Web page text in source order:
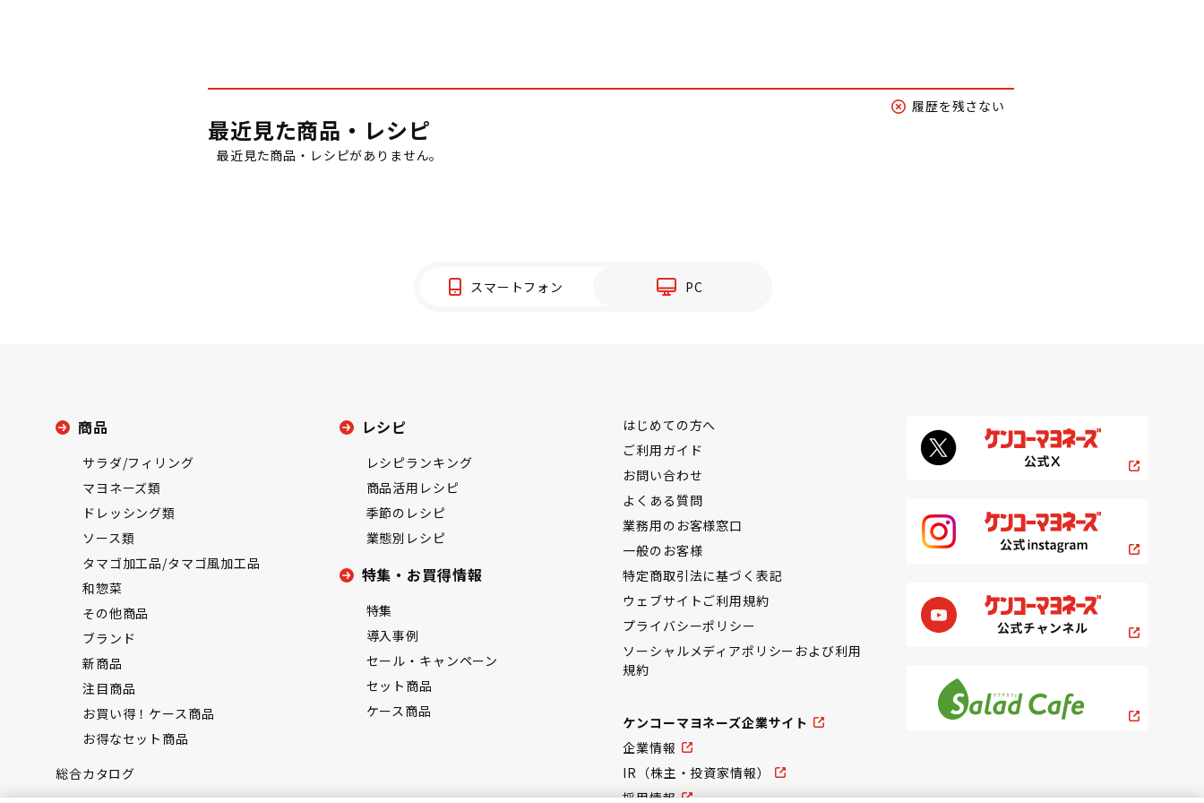
最近見た商品・レシピ
最近見た商品・レシピがありません。
履歴を残さない
スマートフォン PC
商品
サラダ/フィリング
マヨネーズ類
ドレッシング類
ソース類
タマゴ加工品/タマゴ風加工品
和惣菜
その他商品
ブランド
新商品
注目商品
お買い得！ケース商品
お得なセット商品
総合カタログ
レシピ
レシピランキング
商品活用レシピ
季節のレシピ
業態別レシピ
特集・お買得情報
特集
導入事例
セール・キャンペーン
セット商品
ケース商品
はじめての方へ
ご利用ガイド
お問い合わせ
よくある質問
業務用のお客様窓口
一般のお客様
特定商取引法に基づく表記
ウェブサイトご利用規約
プライバシーポリシー
ソーシャルメディアポリシーおよび利用
規約
ケンコーマヨネーズ企業サイト
企業情報
IR（株主・投資家情報）
採用情報